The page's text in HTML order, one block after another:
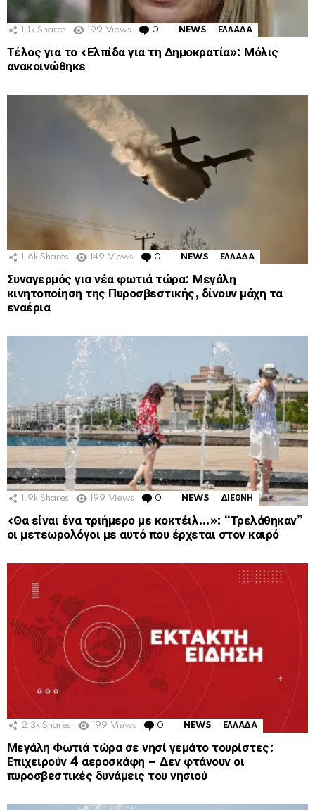
1.1k Shares 199 Views 0 Comments
NEWS ΕΛΛΑΔΑ
Τέλος για το «Ελπίδα για τη Δημοκρατία»: Μόλις
ανακοινώθηκε
1.6k Shares 149 Views 0 Comments
NEWS ΕΛΛΑΔΑ
Συναγερμός για νέα φωτιά τώρα: Μεγάλη
κινητοποίηση της Πυροσβεστικής, δίνουν μάχη τα
εναέρια
1.9k Shares 199 Views 0 Comments
NEWS ΔΙΕΘΝΗ
«Θα είναι ένα τριήμερο με κοκτέιλ…»: “Τρελάθηκαν”
οι μετεωρολόγοι με αυτό που έρχεται στον καιρό
2.3k Shares 199 Views 0 Comments
NEWS ΕΛΛΑΔΑ
Μεγάλη Φωτιά τώρα σε νησί γεμάτο τουρίστες:
Επιχειρούν 4 αεροσκάφη – Δεν φτάνουν οι
πυροσβεστικές δυνάμεις του νησιού